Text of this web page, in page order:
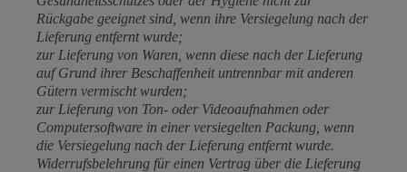
Rückgabe geeignet sind, wenn ihre Versiegelung nach der
Lieferung entfernt wurde;
zur Lieferung von Waren, wenn diese nach der Lieferung
auf Grund ihrer Beschaffenheit untrennbar mit anderen
Gütern vermischt wurden;
zur Lieferung von Ton- oder Videoaufnahmen oder
Computersoftware in einer versiegelten Packung, wenn
die Versiegelung nach der Lieferung entfernt wurde.
Widerrufsbelehrung für einen Vertrag über die Lieferung